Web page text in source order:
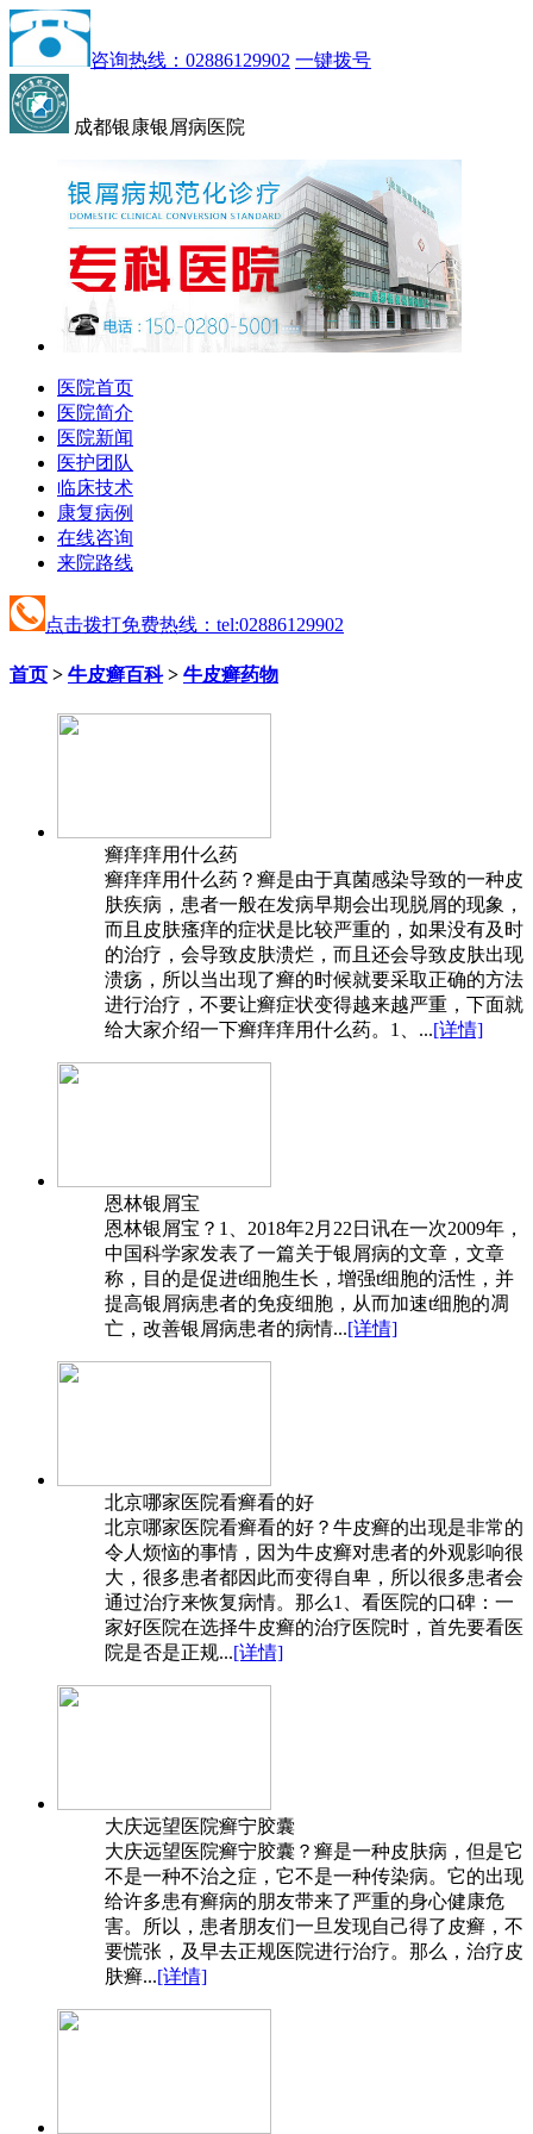
咨询热线：02886129902 一键拨号
成都银康银屑病医院
医院首页
医院简介
医院新闻
医护团队
临床技术
康复病例
在线咨询
来院路线
点击拨打免费热线：tel:02886129902
首页 > 牛皮癣百科> 牛皮癣药物
癣痒痒用什么药
癣痒痒用什么药？癣是由于真菌感染导致的一种皮
肤疾病，患者一般在发病早期会出现脱屑的现象，
而且皮肤瘙痒的症状是比较严重的，如果没有及时
的治疗，会导致皮肤溃烂，而且还会导致皮肤出现
溃疡，所以当出现了癣的时候就要采取正确的方法
进行治疗，不要让癣症状变得越来越严重，下面就
给大家介绍一下癣痒痒用什么药。1、...[详情]
恩林银屑宝
恩林银屑宝？1、2018年2月22日讯在一次2009年，
中国科学家发表了一篇关于银屑病的文章，文章
称，目的是促进t细胞生长，增强t细胞的活性，并
提高银屑病患者的免疫细胞，从而加速t细胞的凋
亡，改善银屑病患者的病情...[详情]
北京哪家医院看癣看的好
北京哪家医院看癣看的好？牛皮癣的出现是非常的
令人烦恼的事情，因为牛皮癣对患者的外观影响很
大，很多患者都因此而变得自卑，所以很多患者会
通过治疗来恢复病情。那么1、看医院的口碑：一
家好医院在选择牛皮癣的治疗医院时，首先要看医
院是否是正规...[详情]
大庆远望医院癣宁胶囊
大庆远望医院癣宁胶囊？癣是一种皮肤病，但是它
不是一种不治之症，它不是一种传染病。它的出现
给许多患有癣病的朋友带来了严重的身心健康危
害。所以，患者朋友们一旦发现自己得了皮癣，不
要慌张，及早去正规医院进行治疗。那么，治疗皮
肤癣...[详情]